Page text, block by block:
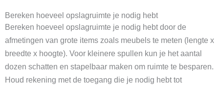
Bereken hoeveel opslagruimte je nodig hebt
Bereken hoeveel opslagruimte je nodig hebt door de
afmetingen van grote items zoals meubels te meten (lengte x
breedte x hoogte). Voor kleinere spullen kun je het aantal
dozen schatten en stapelbaar maken om ruimte te besparen.
Houd rekening met de toegang die je nodig hebt tot